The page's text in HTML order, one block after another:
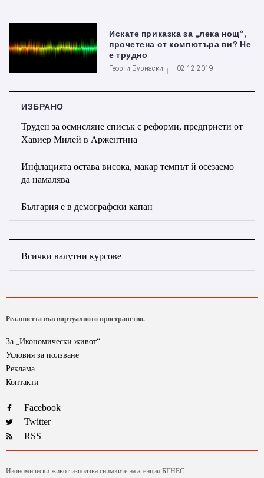
Искате приказка за „лека нощ“,
прочетена от компютъра ви? Не
е трудно
Георги Бурнаски 02.12.2019
ИЗБРАНО
Труден за осмисляне списък с реформи, предприети от
Хавиер Милей в Аржентина
Инфлацията остава висока, макар темпът й осезаемо
да намалява
България е в демографски капан
Всички валутни курсове
Реалността във виртуалното пространство.
За „Икономически живот“
Условия за ползване
Реклама
Контакти
Facebook
Twitter
RSS
Икономически живот използва снимките на агенция БГНЕС